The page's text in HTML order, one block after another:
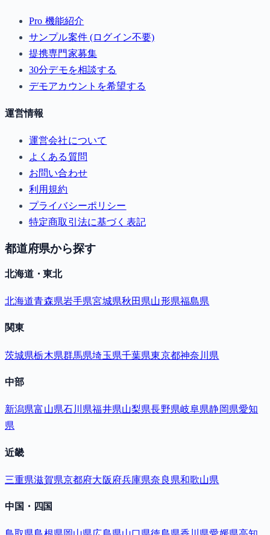
Pro 機能紹介
サンプル案件 (ログイン不要)
提携専門家募集
30分デモを相談する
デモアカウントを希望する
運営情報
運営会社について
よくある質問
お問い合わせ
利用規約
プライバシーポリシー
特定商取引法に基づく表記
都道府県から探す
北海道・東北
北海道青森県岩手県宮城県秋田県山形県福島県
関東
茨城県栃木県群馬県埼玉県千葉県東京都神奈川県
中部
新潟県富山県石川県福井県山梨県長野県岐阜県静岡県愛知
県
近畿
三重県滋賀県京都府大阪府兵庫県奈良県和歌山県
中国・四国